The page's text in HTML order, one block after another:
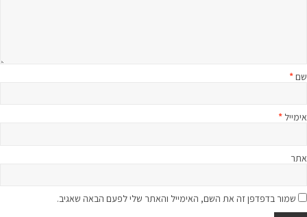
שם*
אימייל *
אתר
שמור בדפדפן זה את השם, האימייל והאתר שלי לפעם הבאה שאגיב.